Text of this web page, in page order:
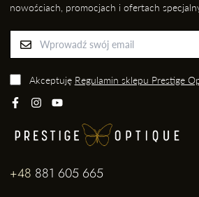
+48 881 605 665
nowościach, promocjach i ofertach
Akceptuję Regulamin sklepu Prestige